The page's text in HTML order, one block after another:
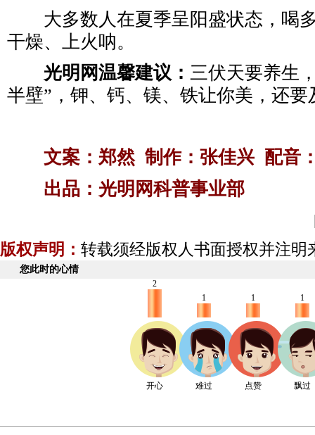
大多数人在夏季呈阳盛状态，喝
干燥、上火呐。
光明网温馨建议： 三伏天要养生
半壁”，钾、钙、镁、铁让你美，还
文案：郑然 制作：张佳兴 配音
出品：光明网科普事业部
版权声明： 转载须经版权人书面授权并注明
您此时的心情
2
开心
1
难过
1
点赞
1
飘过